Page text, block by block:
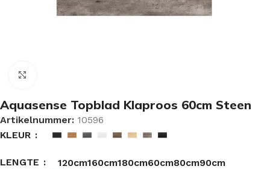
Aquasense Topblad Klaproos 60cm Steen
Artikelnummer: 10596
KLEUR
LENGTE 120cm160cm180cm60cm80cm90cm